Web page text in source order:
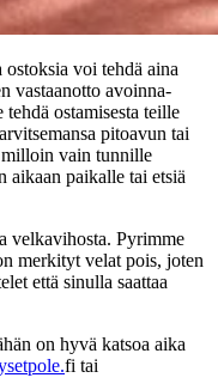
voi tehdä aina
vastaanotto avoinna-
ostamisesta teille
pitoavun tai
milloin vain tunnille
aikaan paikalle tai etsiä
velkavihosta. Pyrimme
merkityt velat pois, joten
että sinulla saattaa
on hyvä katsoa aika
fi tai